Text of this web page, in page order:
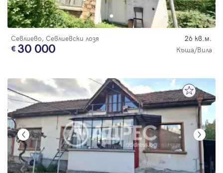
Севлиево, Севлиевски лозя 26 кв.м.
30 000 Къща/Вила